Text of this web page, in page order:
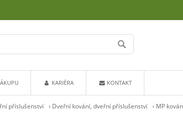
příslušenství › Dveřní kování, dveřní příslušenství › MP
KARIÉRA KONTAKT